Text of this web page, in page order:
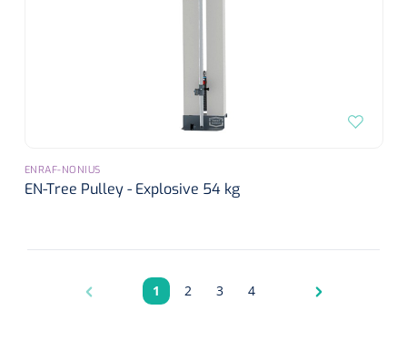
ENRAF-NONIUS
EN-Tree Pulley - Explosive 54 kg
Pagina
1 Pagina
2 Pagina
3 Pagina
4